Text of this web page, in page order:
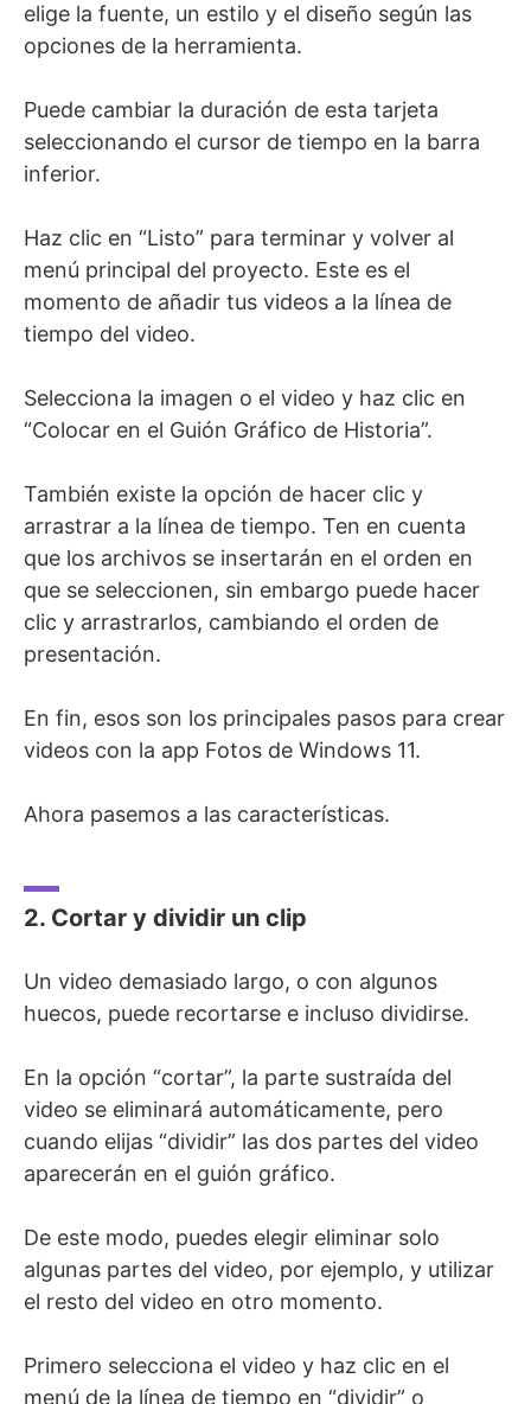
elige la fuente, un estilo y el diseño según las
opciones de la herramienta.
Puede cambiar la duración de esta tarjeta
seleccionando el cursor de tiempo en la barra
inferior.
Haz clic en “Listo” para terminar y volver al
menú principal del proyecto. Este es el
momento de añadir tus videos a la línea de
tiempo del video.
Selecciona la imagen o el video y haz clic en
“Colocar en el Guión Gráfico de Historia”.
También existe la opción de hacer clic y
arrastrar a la línea de tiempo. Ten en cuenta
que los archivos se insertarán en el orden en
que se seleccionen, sin embargo puede hacer
clic y arrastrarlos, cambiando el orden de
presentación.
En fin, esos son los principales pasos para crear
videos con la app Fotos de Windows 11.
Ahora pasemos a las características.
2. Cortar y dividir un clip
Un video demasiado largo, o con algunos
huecos, puede recortarse e incluso dividirse.
En la opción “cortar”, la parte sustraída del
video se eliminará automáticamente, pero
cuando elijas “dividir” las dos partes del video
aparecerán en el guión gráfico.
De este modo, puedes elegir eliminar solo
algunas partes del video, por ejemplo, y utilizar
el resto del video en otro momento.
Primero selecciona el video y haz clic en el
menú de la línea de tiempo en “dividir” o